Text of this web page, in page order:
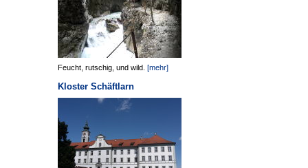
Feucht, rutschig, und wild. [mehr]
Kloster Schäftlarn